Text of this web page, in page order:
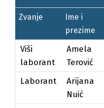
Zvanje
Ime i
prezime
Viši
laborant
Amela
Terović
Laborant
Arijana
Nuić